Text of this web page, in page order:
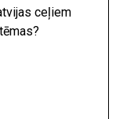
ceļiem